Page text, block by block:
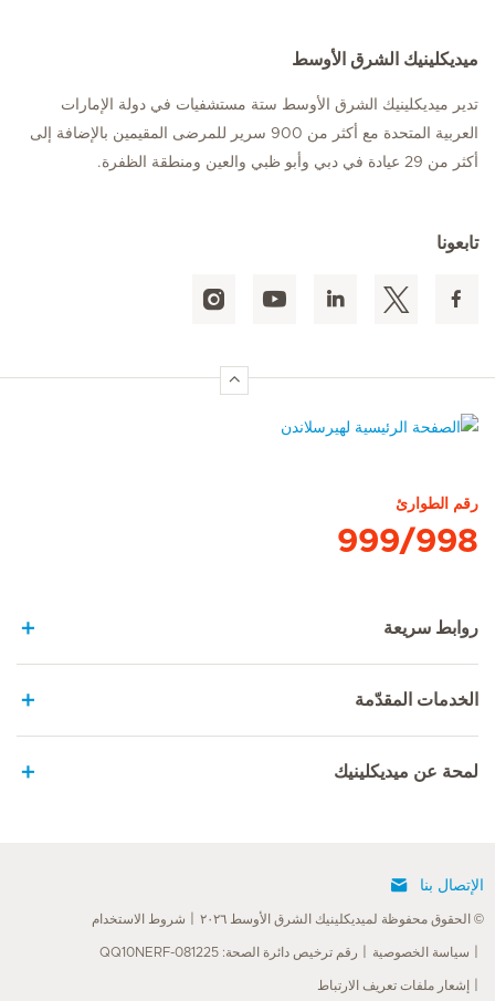
ميديكلينيك الشرق الأوسط
تدير ميديكلينيك الشرق الأوسط ستة مستشفيات في دولة الإمارات
العربية المتحدة مع أكثر من 900 سرير للمرضى المقيمين بالإضافة إلى
أكثر من 29 عيادة في دبي وأبو ظبي والعين ومنطقة الظفرة.
تابعونا
رقم الطوارئ
999/998
روابط سريعة
الخدمات المقدّمة
لمحة عن ميديكلينيك
الإتصال بنا
© الحقوق محفوظة لميديكلينيك الشرق الأوسط ٢٠٢٦ شروط الاستخدام
سياسة الخصوصية رقم ترخيص دائرة الصحة: QQ10NERF-081225
إشعار ملفات تعريف الارتباط